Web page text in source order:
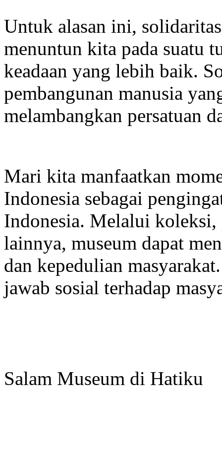
Untuk alasan ini,
menuntun kita pada suatu
keadaan yang lebih baik.
pembangunan manusia
melambangkan persatuan
Mari kita manfaatkan
Indonesia sebagai
Indonesia. Melalui koleksi,
lainnya, museum dapat
dan kepedulian
jawab sosial terhadap
Salam Museum di Hatiku